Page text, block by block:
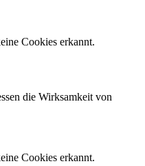
Cookies erkannt.
die Wirksamkeit von
Cookies erkannt.